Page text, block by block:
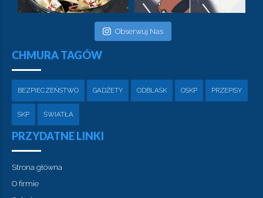
Obserwuj Nas
CHMURA TAGÓW
BEZPIECZEŃSTWO GADŻETY ODBLASK OSKP PRZEPISY
SKP ŚWIATŁA
PRZYDATNE LINKI
Strona główna
O firmie